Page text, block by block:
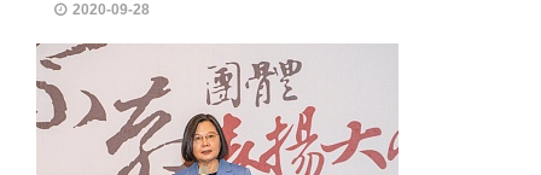
2020-09-28